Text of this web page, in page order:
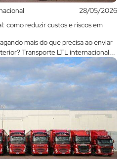
28/05/2026
como reduzir custos e riscos em
mais do que precisa ao enviar
Transporte LTL internacional...